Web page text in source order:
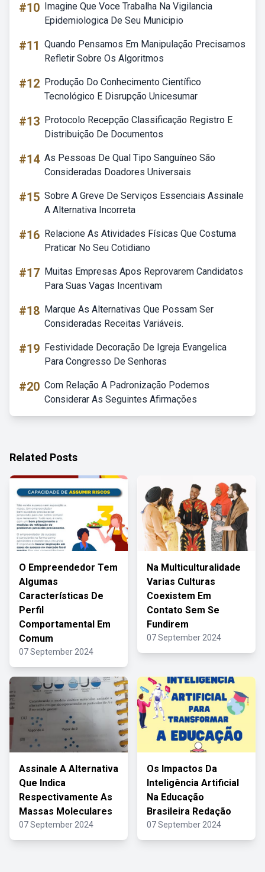
#10 Imagine Que Voce Trabalha Na Vigilancia
Epidemiologica De Seu Municipio
#11 Quando Pensamos Em Manipulação Precisamos
Refletir Sobre Os Algoritmos
#12 Produção Do Conhecimento Científico
Tecnológico E Disrupção Unicesumar
#13 Protocolo Recepção Classificação Registro E
Distribuição De Documentos
#14 As Pessoas De Qual Tipo Sanguíneo São
Consideradas Doadores Universais
#15 Sobre A Greve De Serviços Essenciais Assinale
A Alternativa Incorreta
#16 Relacione As Atividades Físicas Que Costuma
Praticar No Seu Cotidiano
#17 Muitas Empresas Apos Reprovarem Candidatos
Para Suas Vagas Incentivam
#18 Marque As Alternativas Que Possam Ser
Consideradas Receitas Variáveis.
#19 Festividade Decoração De Igreja Evangelica
Para Congresso De Senhoras
#20 Com Relação A Padronização Podemos
Considerar As Seguintes Afirmações
Related Posts
O Empreendedor Tem
Algumas
Características De
Perfil
Comportamental Em
Comum
07 September 2024
Na Multiculturalidade
Varias Culturas
Coexistem Em
Contato Sem Se
Fundirem
07 September 2024
Assinale A Alternativa
Que Indica
Respectivamente As
Massas Moleculares
07 September 2024
Os Impactos Da
Inteligência Artificial
Na Educação
Brasileira Redação
07 September 2024